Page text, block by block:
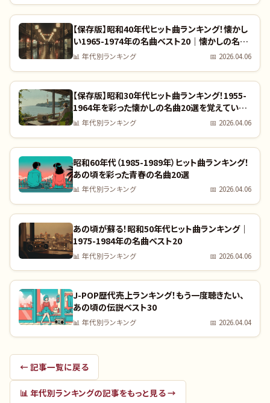
【保存版】昭和40年代ヒット曲ランキング！懐かし
い1965-1974年の名曲ベスト20｜懐かしの名曲
完全リスト
📊 年代別ランキング 📅 2026.04.06
【保存版】昭和30年代ヒット曲ランキング！1955-
1964年を彩った懐かしの名曲20選を覚えていま
すか？｜全曲リスト付き
📊 年代別ランキング 📅 2026.04.06
昭和60年代（1985-1989年）ヒット曲ランキング！
あの頃を彩った青春の名曲20選
📊 年代別ランキング 📅 2026.04.06
あの頃が蘇る！昭和50年代ヒット曲ランキング｜
1975-1984年の名曲ベスト20
📊 年代別ランキング 📅 2026.04.06
J-POP歴代売上ランキング！もう一度聴きたい、
あの頃の伝説ベスト30
📊 年代別ランキング 📅 2026.04.04
← 記事一覧に戻る
📊 年代別ランキングの記事をもっと見る →